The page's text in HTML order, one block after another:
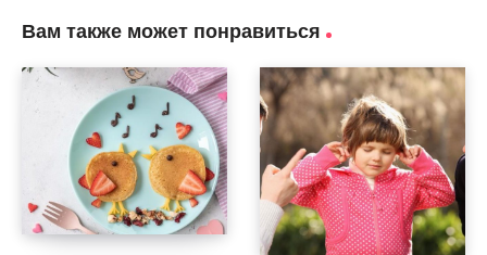
Вам также может понравиться